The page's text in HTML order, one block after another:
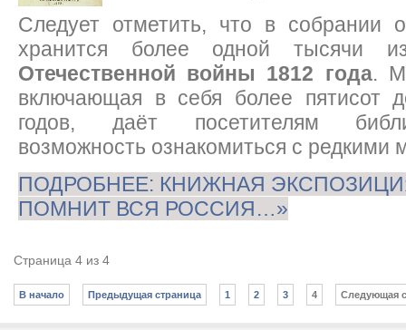
Следует отметить, что в собрании
хранится более одной тысячи
Отечественной войны 1812 года.
включающая в себя более пятисот
годов, даёт посетителям
возможность ознакомиться с редкими
ПОДРОБНЕЕ: КНИЖНАЯ
ПОМНИТ ВСЯ РОССИЯ…»
Страница 4 из 4
В начало Предыдущая страница 1 2 3 4 Следующая